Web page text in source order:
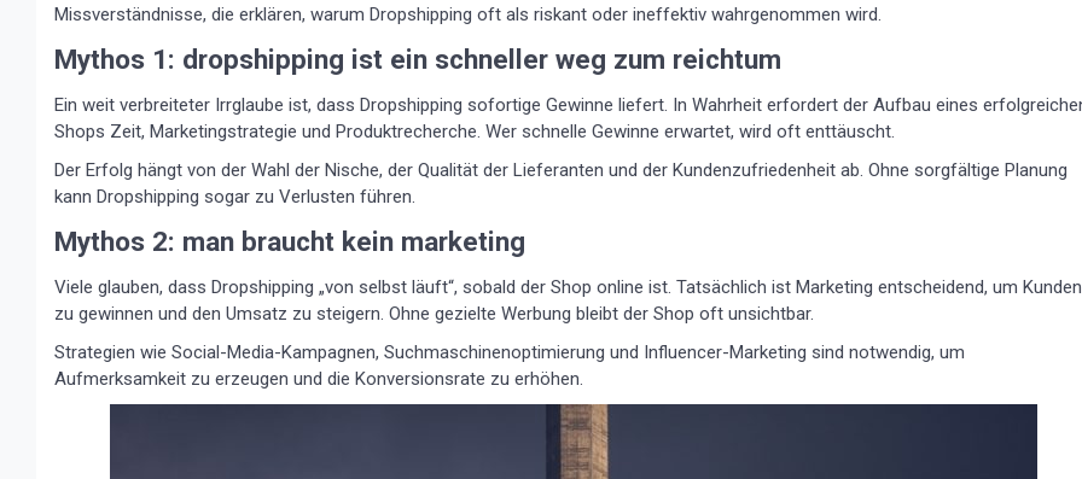
Missverständnisse, die erklären, warum Dropshipping oft als riskant oder ineffektiv wahrgenommen wird.
Mythos 1: dropshipping ist ein schneller weg zum reichtum
Ein weit verbreiteter Irrglaube ist, dass Dropshipping sofortige Gewinne liefert. In Wahrheit erfordert der Aufbau eines
Shops Zeit, Marketingstrategie und Produktrecherche. Wer schnelle Gewinne erwartet, wird oft enttäuscht.
Der Erfolg hängt von der Wahl der Nische, der Qualität der Lieferanten und der Kundenzufriedenheit ab. Ohne sorgfältige Planung
kann Dropshipping sogar zu Verlusten führen.
Mythos 2: man braucht kein marketing
Viele glauben, dass Dropshipping „von selbst läuft“, sobald der Shop online ist. Tatsächlich ist Marketing entscheidend, um Kunden
zu gewinnen und den Umsatz zu steigern. Ohne gezielte Werbung bleibt der Shop oft unsichtbar.
Strategien wie Social-Media-Kampagnen, Suchmaschinenoptimierung und Influencer-Marketing sind notwendig, um
Aufmerksamkeit zu erzeugen und die Konversionsrate zu erhöhen.